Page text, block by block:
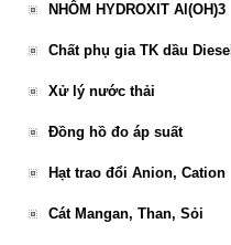
NHÔM HYDROXIT Al(OH)3
Chất phụ gia TK dầu Diesel
Xử lý nước thải
Đồng hồ đo áp suất
Hạt trao đổi Anion, Cation
Cát Mangan, Than, Sỏi